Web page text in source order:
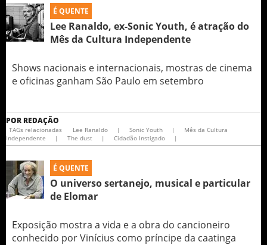
É QUENTE
Lee Ranaldo, ex-Sonic Youth, é atração do
Mês da Cultura Independente
Shows nacionais e internacionais, mostras de cinema
e oficinas ganham São Paulo em setembro
POR REDAÇÃO
TAGs relacionadas Lee Ranaldo | Sonic Youth |
Mês da Cultura
Independente
| The dust | Cidadão Instigado |
É QUENTE
O universo sertanejo, musical e particular
de Elomar
Exposição mostra a vida e a obra do cancioneiro
conhecido por Vinícius como príncipe da caatinga